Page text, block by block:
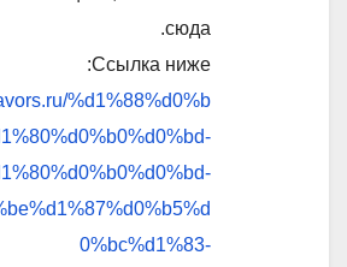
сюда.
Ссылка ниже:
%d1%88%d0%b
0%bc%d1%83-